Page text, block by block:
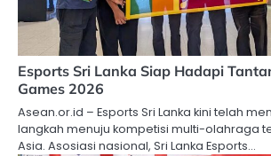
Esports Sri Lanka Siap Hadapi
Games 2026
Asean.or.id – Esports Sri Lanka kini telah
langkah menuju kompetisi multi-olahraga
Asia. Asosiasi nasional, Sri Lanka Esports…